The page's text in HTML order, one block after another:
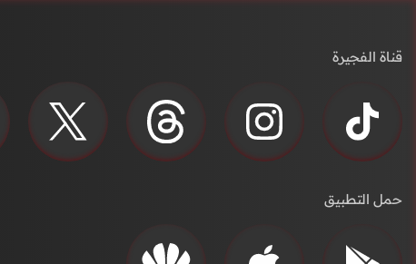
قناة الفجيرة
حمل التطبيق